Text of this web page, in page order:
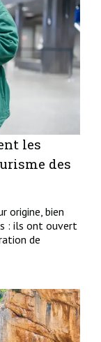
les
des
origine, bien
: ils ont ouvert
de